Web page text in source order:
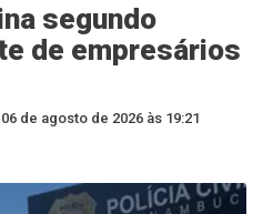
segundo
de empresários
06 de agosto de 2026 às 19:21